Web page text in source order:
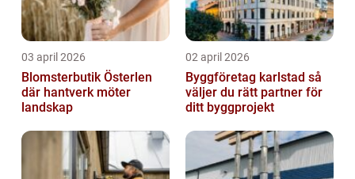
03 april 2026
Blomsterbutik Österlen
där hantverk möter
landskap
02 april 2026
Byggföretag karlstad så
väljer du rätt partner för
ditt byggprojekt